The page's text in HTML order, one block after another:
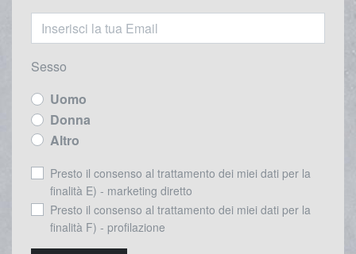
Sesso
Uomo
Donna
Altro
Presto il consenso al trattamento dei miei dati per la
finalità E) - marketing diretto
Presto il consenso al trattamento dei miei dati per la
finalità F) - profilazione